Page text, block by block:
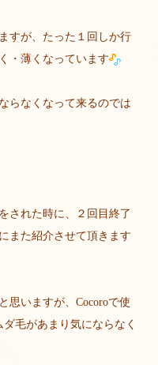
すが、たった１回しか行
・薄くなっています
らなくなって来るのでは
された時に、２回目終了
また紹介させて頂きます
思いますが、Cocoroで使
毛があまり気にならなく